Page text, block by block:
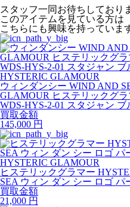
スタッフ一同お待ちしており
このアイテムを見ている方は
こちらにも興味を持っていま
HYSTERIC GLAMOUR
ウィンダンシー WIND AND
GLAMOUR ヒステリックグラ
WDS-HYS-2-01 スタジャン ブ
買取金額
145,000 円
HYSTERIC GLAMOUR
ヒステリックグラマー
SEA ウィン ダン シー ロゴ パ
買取金額
21,000 円